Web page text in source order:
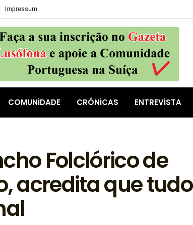
Impressum
COMUNIDADE CRÓNICAS ENTREVISTA
Folclórico de
acredita que tudo